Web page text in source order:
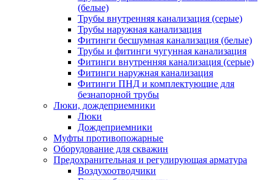
(белые)
Трубы внутренняя канализация (серые)
Трубы наружная канализация
Фитинги бесшумная канализация (белые)
Трубы и фитинги чугунная канализация
Фитинги внутренняя канализация (серые)
Фитинги наружная канализация
Фитинги ПНД и комплектующие для
безнапорной трубы
Люки, дождеприемники
Люки
Дождеприемники
Муфты противопожарные
Оборудование для скважин
Предохранительная и регулирующая арматура
Воздухоотводчики